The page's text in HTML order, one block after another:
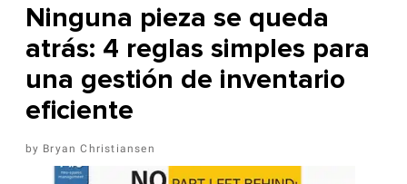
Ninguna pieza se queda
atrás: 4 reglas simples para
una gestión de inventario
eficiente
Bryan Christiansen